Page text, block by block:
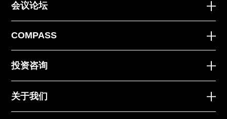
会议论坛
COMPASS
投资咨询
关于我们